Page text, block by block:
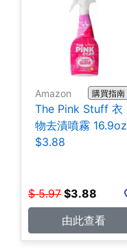
Amazon 購買指南
The Pink Stuff 衣
物去漬噴霧 16.9oz
$3.88
$ 5.97 $3.88
由此查看